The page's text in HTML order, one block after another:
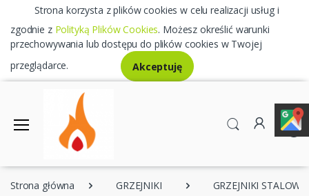
Strona korzysta z plików cookies w celu realizacji usług i
zgodnie z Polityką Plików Cookies. Możesz określić warunki
przechowywania lub dostępu do plików cookies w Twojej
przeglądarce.
Akceptuję
0
Strona główna GRZEJNIKI GRZEJNIKI STALOWE